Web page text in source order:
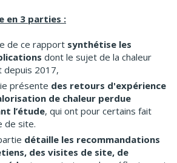
en 3 parties :
de ce rapport synthétise les
dont le sujet de la chaleur
depuis 2017,
présente des retours d'expérience
de chaleur perdue
l’étude, qui ont pour certains fait
de site.
détaille les recommandations
des visites de site, de